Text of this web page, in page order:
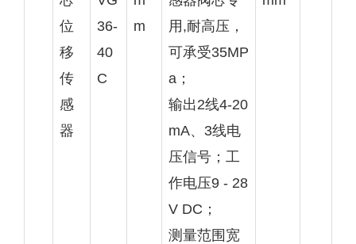
位
移
传
感
器
36-
40
C
m
用,耐高压，
可承受35MP
a；
输出2线4-20
mA、3线电
压信号；工
作电压9 - 28
V DC；
测量范围宽